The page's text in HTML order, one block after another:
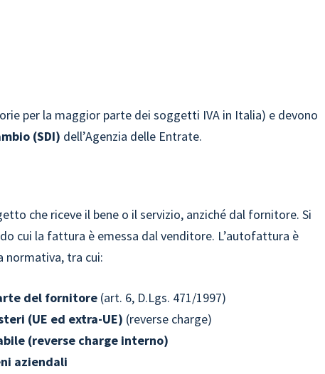
per la maggior parte dei soggetti IVA in Italia) e devono
(SDI) dell’Agenzia delle Entrate.
che riceve il bene o il servizio, anziché dal fornitore. Si
cui la fattura è emessa dal venditore. L’autofattura è
normativa, tra cui:
del fornitore (art. 6, D.Lgs. 471/1997)
(UE ed extra-UE) (reverse charge)
(reverse charge interno)
aziendali